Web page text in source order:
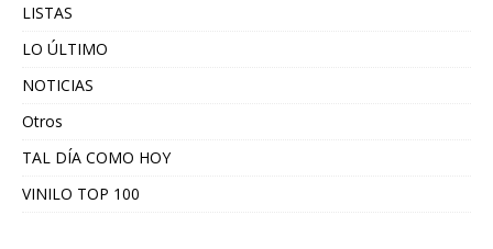
LISTAS
LO ÚLTIMO
NOTICIAS
Otros
TAL DÍA COMO HOY
VINILO TOP 100